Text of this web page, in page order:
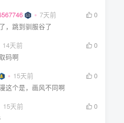
7天前
0
，跳到驯服谷了
14天前
0
码啊
15天前
0
这个是，画风不同啊
15天前
0